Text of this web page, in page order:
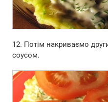
12. Потім накриваємо
соусом.